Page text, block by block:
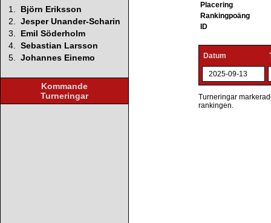
1.
Björn Eriksson
2. Jesper Unander-Scharin
3.
Emil Söderholm
4. Sebastian Larsson
5. Johannes Einemo
Kommande
Turneringar
Placering
Rankingpoäng
ID
Datum
2025-09-13
Turneringar
rankingen.